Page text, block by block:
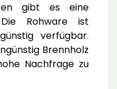
gibt es eine
Rohware ist
verfügbar.
Brennholz
Nachfrage zu